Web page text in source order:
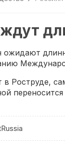
ждут
ожидают
Роструде,